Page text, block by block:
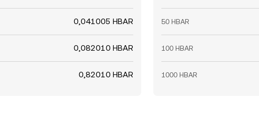
0,041005 HBAR
0,082010 HBAR
0,82010 HBAR
50 HBAR
100 HBAR
1000 HBAR